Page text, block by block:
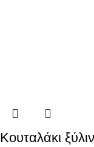
Κουταλάκι